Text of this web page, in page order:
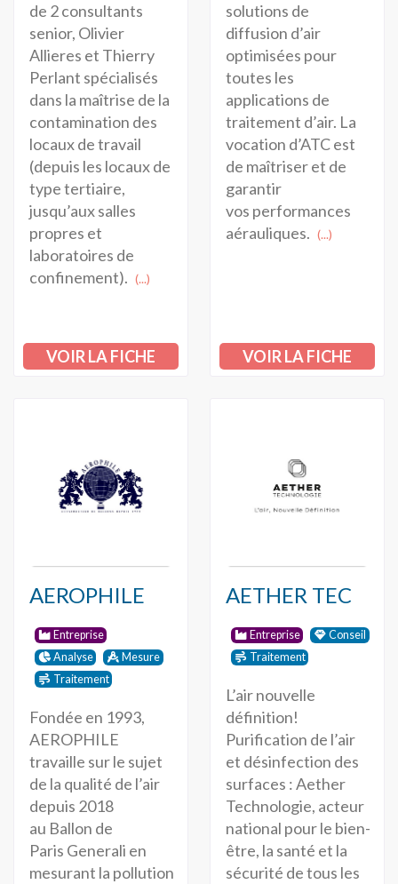
de 2 consultants
senior, Olivier
Allieres et Thierry
Perlant spécialisés
dans la maîtrise de la
contamination des
locaux de travail
(depuis les locaux de
type tertiaire,
jusqu’aux salles
propres et
laboratoires de
confinement). (...)
VOIR LA FICHE
solutions de
diffusion d’air
optimisées pour
toutes les
applications de
traitement d’air. La
vocation d’ATC est
de maîtriser et de
garantir
vos performances
aérauliques. (...)
VOIR LA FICHE
AEROPHILE
Entreprise
Analyse
Mesure
Traitement
Fondée en 1993,
AEROPHILE
travaille sur le sujet
de la qualité de l’air
depuis 2018
au Ballon de
Paris Generali en
mesurant la pollution
AETHER TEC
Entreprise
Conseil
Traitement
L’air nouvelle
définition!
Purification de l’air
et désinfection des
surfaces : Aether
Technologie, acteur
national pour le bien-
être, la santé et la
sécurité de tous les